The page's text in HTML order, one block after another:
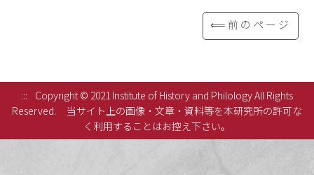
⟸前のページ
:::
Copyright © 2021 Institute of History and Philology All Rights
Reserved.
当サイト上の画像・文章・資料等を本研究所の許可な
く利用することはお控え下さい。